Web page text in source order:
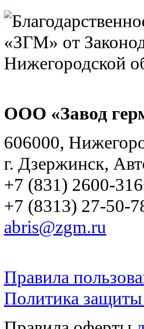
ООО «Завод
606000,
г. Дзержинск,
+7 (831) 2600-316
+7 (8313) 27-50-
abris@zgm.ru
Правила
Политика